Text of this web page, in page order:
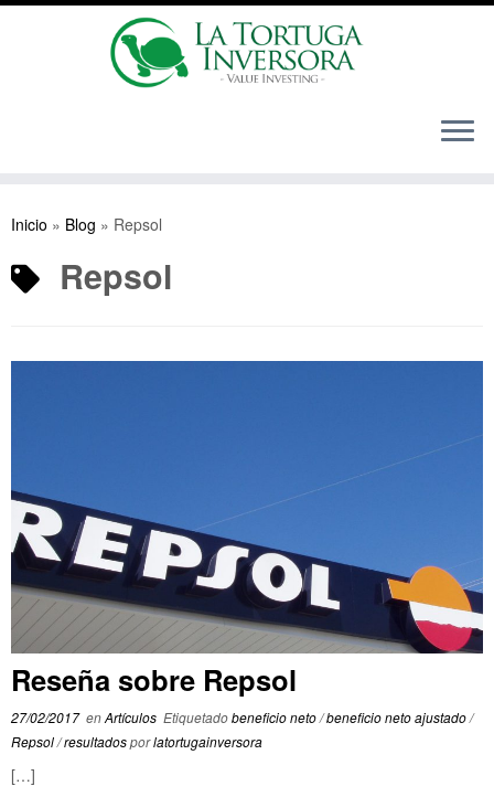
Inicio » Blog » Repsol
Repsol
Reseña sobre Repsol
27/02/2017enArtículos Etiquetadobeneficio neto/beneficio neto ajustado/
Repsol/resultadosporlatortugainversora
[…]